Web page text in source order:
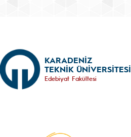
KARADENİZ
TEKNİK ÜNİVERSİTESİ
Edebiyat Fakültesi